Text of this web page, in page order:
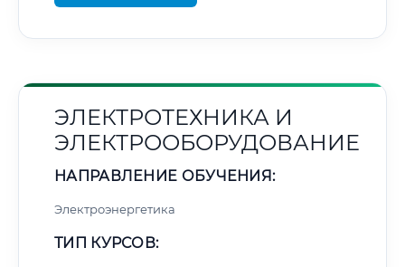
ЭЛЕКТРОТЕХНИКА И
ЭЛЕКТРООБОРУДОВАНИЕ
НАПРАВЛЕНИЕ ОБУЧЕНИЯ:
Электроэнергетика
ТИП КУРСОВ: